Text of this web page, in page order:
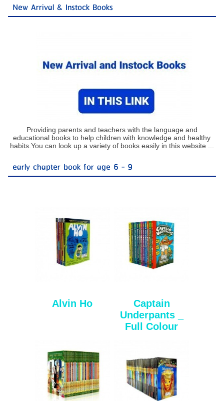
New Arrival & Instock Books
Providing parents and teachers with the language and
educational books to help children with knowledge and healthy
habits.You can look up a variety of books easily in this website ...
early chapter book for age 6 - 9
Alvin Ho
Captain
Underpants _
Full Colour